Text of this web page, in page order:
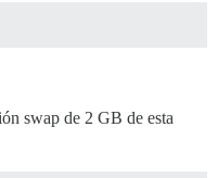
swap de 2 GB de esta